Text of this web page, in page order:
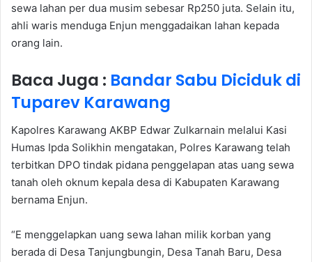
sewa lahan per dua musim sebesar Rp250 juta. Selain itu,
ahli waris menduga Enjun menggadaikan lahan kepada
orang lain.
Baca Juga : Bandar Sabu Diciduk di
Tuparev Karawang
Kapolres Karawang AKBP Edwar Zulkarnain melalui Kasi
Humas Ipda Solikhin mengatakan, Polres Karawang telah
terbitkan DPO tindak pidana penggelapan atas uang sewa
tanah oleh oknum kepala desa di Kabupaten Karawang
bernama Enjun.
“E menggelapkan uang sewa lahan milik korban yang
berada di Desa Tanjungbungin, Desa Tanah Baru, Desa